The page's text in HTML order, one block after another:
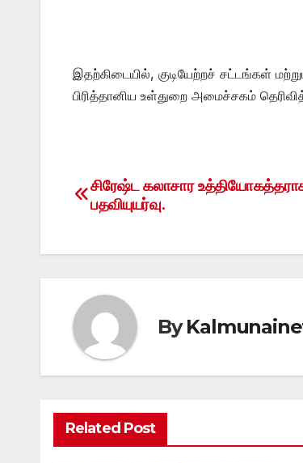
இதற்கிடையில், குடியேற்றச் சட்டங்கள்
பிரித்தானிய உள்துறை அமைச்சகம்
Post
சிரேஷ்ட கலாசார
பதவியுயர்வு.
By
Related Post